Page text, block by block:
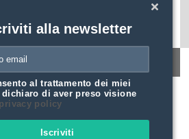
alla newsletter
al trattamento dei miei
dichiaro di aver preso visione
privacy policy
Iscriviti
relative alla privacy